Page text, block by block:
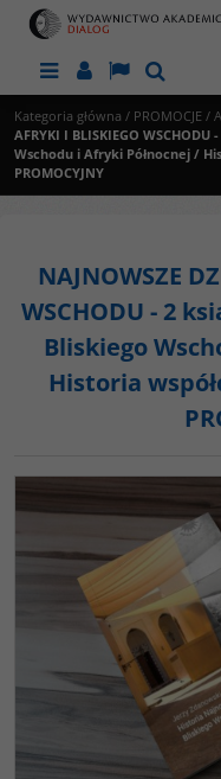
MenuPanelLangSzukaj
Kategoria główna / PROMOCJE /
AFRYKI I BLISKIEGO
Wschodu i Afryki Północnej /
PROMOCYJNY
NAJNOWSZE
WSCHODU - 2
Bliskiego
Historia